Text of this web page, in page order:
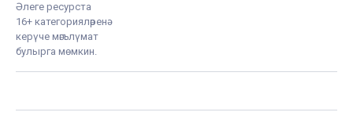
Әлеге ресурста
16+ категорияләренә
керүче мәгълүмат
булырга мөмкин.